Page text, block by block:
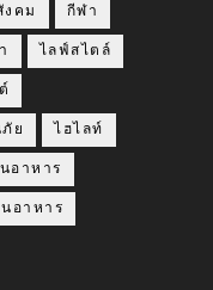
งคม กีฬา
ไลฟ์สไตล์
ย ไฮไลท์
อาหาร
อาหาร